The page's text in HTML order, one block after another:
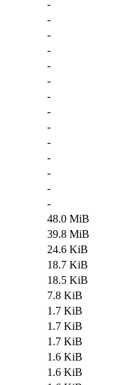
-
-
-
-
-
-
-
-
-
-
-
-
-
-
48.0 MiB
39.8 MiB
24.6 KiB
18.7 KiB
18.5 KiB
7.8 KiB
1.7 KiB
1.7 KiB
1.7 KiB
1.6 KiB
1.6 KiB